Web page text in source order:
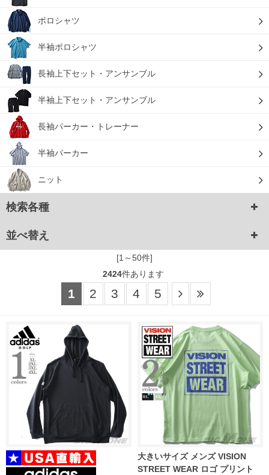
ポロシャツ
半袖ポロシャツ
長袖上下セット・アンサンブル
半袖上下セット・アンサンブル
長袖パーカー・トレーナー
半袖パーカー
ニット
検索各種
並べ替え
[1～50件]
2424件あります
1 2 3 4 5
大きいサイズ メンズ VISION
STREET WEAR ロゴ プリント